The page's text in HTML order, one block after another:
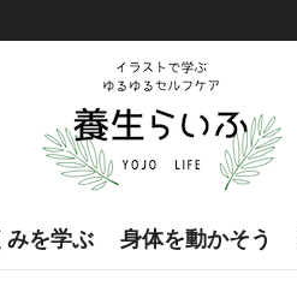
みを学ぶ 身体を動かそう